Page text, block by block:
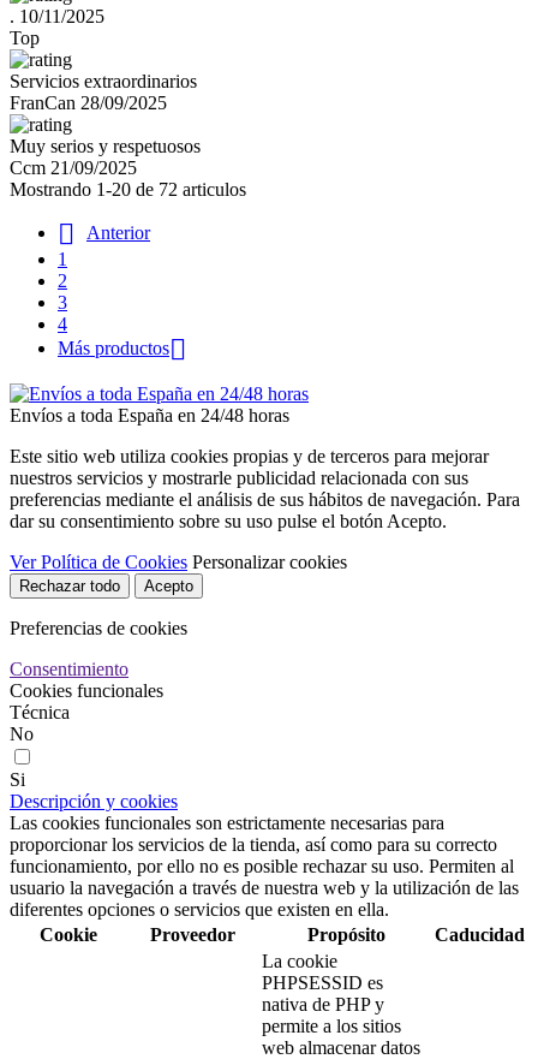
. 10/11/2025
Top
Servicios extraordinarios
FranCan 28/09/2025
Muy serios y respetuosos
Ccm 21/09/2025
Mostrando 1-20 de 72 articulos

Anterior
1
2
3
4
Más productos
Envíos a toda España en 24/48 horas
Este sitio web utiliza cookies propias y de terceros para mejorar
nuestros servicios y mostrarle publicidad relacionada con sus
preferencias mediante el análisis de sus hábitos de navegación. Para
dar su consentimiento sobre su uso pulse el botón Acepto.
Ver Política de Cookies Personalizar cookies
Rechazar todo Acepto
Preferencias de cookies
Consentimiento
Cookies funcionales
Técnica
No
Si
Descripción y cookies
Las cookies funcionales son estrictamente necesarias para
proporcionar los servicios de la tienda, así como para su correcto
funcionamiento, por ello no es posible rechazar su uso. Permiten al
usuario la navegación a través de nuestra web y la utilización de las
diferentes opciones o servicios que existen en ella.
Cookie
Proveedor Propósito
Caducidad
La cookie
PHPSESSID es
nativa de PHP y
permite a los sitios
web almacenar datos